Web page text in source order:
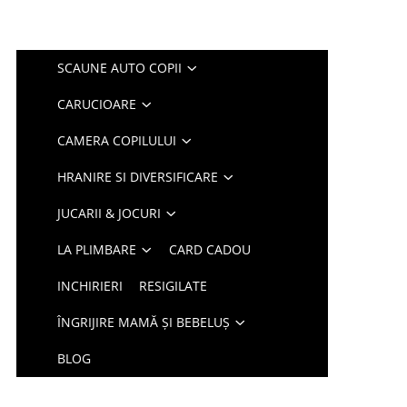
SCAUNE AUTO COPII
CARUCIOARE
CAMERA COPILULUI
HRANIRE SI DIVERSIFICARE
JUCARII & JOCURI
LA PLIMBARE CARD CADOU
INCHIRIERI RESIGILATE
ÎNGRIJIRE MAMĂ ȘI BEBELUȘ
BLOG